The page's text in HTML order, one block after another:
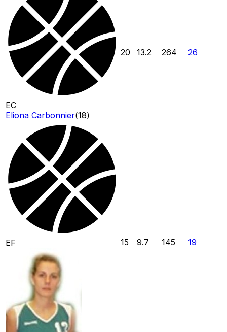
EC
Eliona Carbonnier(18)
20 13.2 264 26
EF 15 9.7 145 19